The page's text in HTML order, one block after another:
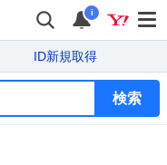
i
ID新規取得
検索